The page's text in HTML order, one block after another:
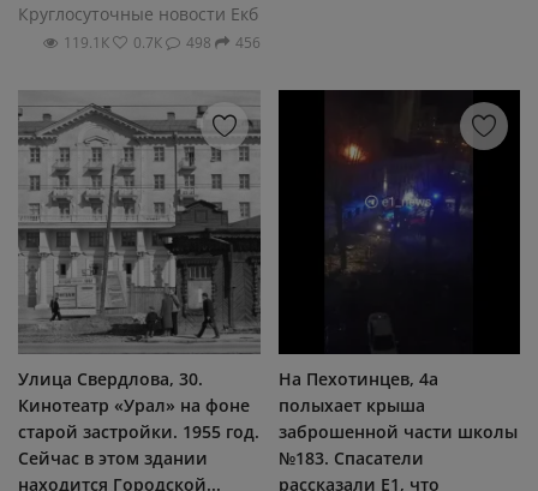
Круглосуточные новости Екб
119.1К 0.7К 498 456
Улица Свердлова, 30.
Кинотеатр «Урал» на фоне
старой застройки. 1955 год.
Сейчас в этом здании
находится Городской...
На Пехотинцев, 4а
полыхает крыша
заброшенной части школы
№183. Спасатели
рассказали Е1, что